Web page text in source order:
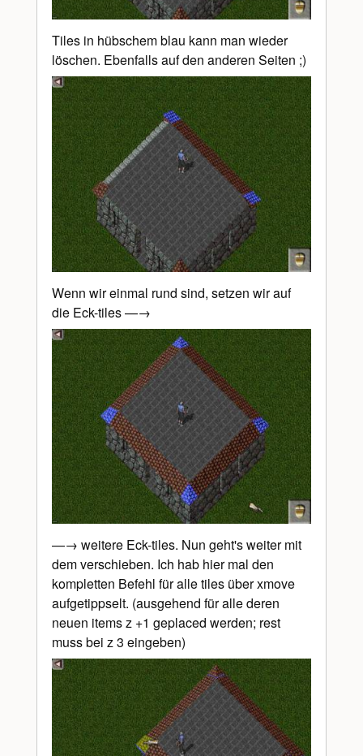
Tiles in hübschem blau kann man wieder
löschen. Ebenfalls auf den anderen Seiten ;)
Wenn wir einmal rund sind, setzen wir auf
die Eck-tiles —→
—→ weitere Eck-tiles. Nun geht's weiter mit
dem verschieben. Ich hab hier mal den
kompletten Befehl für alle tiles über xmove
aufgetippselt. (ausgehend für alle deren
neuen items z +1 geplaced werden; rest
muss bei z 3 eingeben)